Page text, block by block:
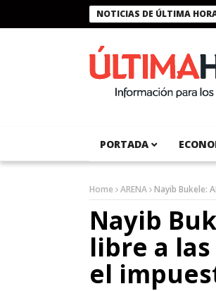
NOTICIAS DE ÚLTIMA
Presidente Bukele condecora a
PORTADA
Home ARENA Nayib Bukele:
Nayib
libre a
el